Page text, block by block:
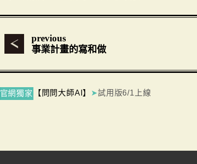
previous
事業計畫的寫和做
官網獨家 【問問大師AI】 ➤試用版6/1上線